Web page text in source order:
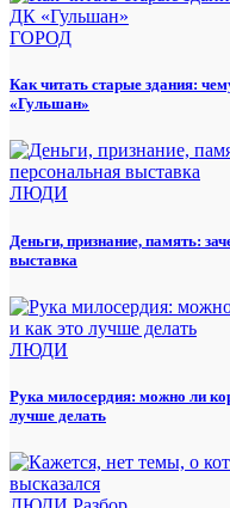
ГОРОД
Как читать старые здания:
«Гульшан»
ЛЮДИ
Деньги, признание, память:
выставка
ЛЮДИ
Рука милосердия: можно ли
лучше делать